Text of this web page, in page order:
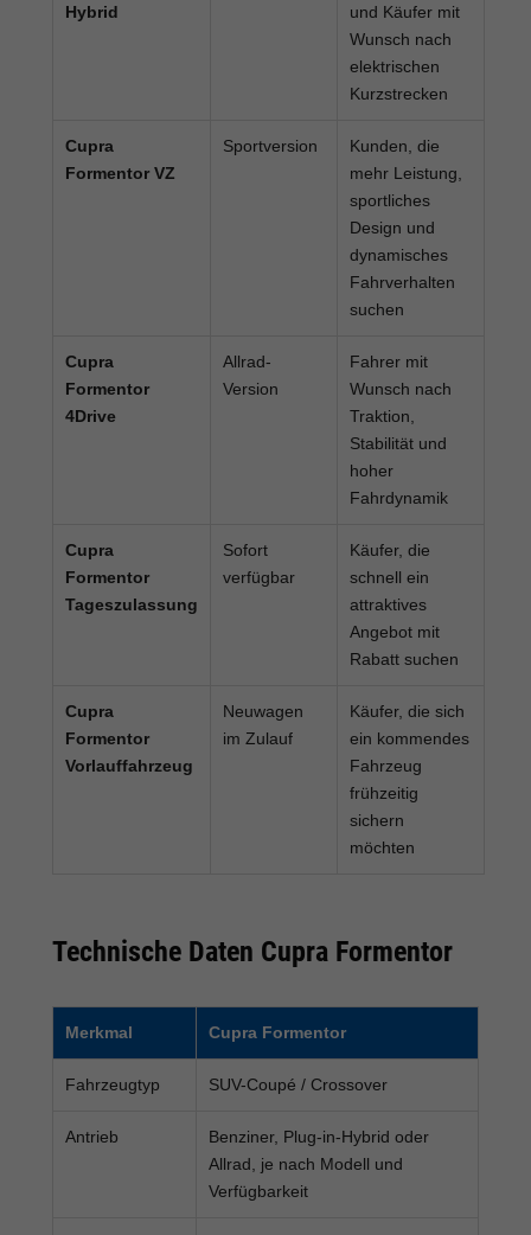
Hybrid
und Käufer mit
Wunsch nach
elektrischen
Kurzstrecken
Cupra
Formentor VZ
Sportversion
Kunden, die
mehr Leistung,
sportliches
Design und
dynamisches
Fahrverhalten
suchen
Cupra
Formentor
4Drive
Allrad-
Version
Fahrer mit
Wunsch nach
Traktion,
Stabilität und
hoher
Fahrdynamik
Cupra
Formentor
Tageszulassung
Sofort
verfügbar
Käufer, die
schnell ein
attraktives
Angebot mit
Rabatt suchen
Cupra
Formentor
Vorlauffahrzeug
Neuwagen
im Zulauf
Käufer, die sich
ein kommendes
Fahrzeug
frühzeitig
sichern
möchten
Technische Daten Cupra Formentor
Merkmal Cupra Formentor
Fahrzeugtyp SUV-Coupé / Crossover
Antrieb
Benziner, Plug-in-Hybrid oder
Allrad, je nach Modell und
Verfügbarkeit